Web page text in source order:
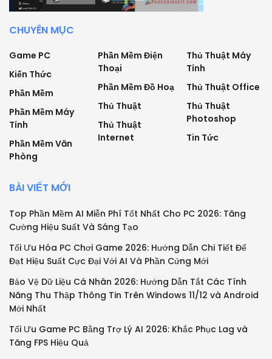
CHUYÊN MỤC
Game PC
Kiến Thức
Phần Mềm
Phần Mềm Máy
Tính
Phần Mềm Văn
Phòng
Phần Mềm Điện
Thoại
Phần Mềm Đồ Hoạ
Thủ Thuật
Thủ Thuật
Internet
Thủ Thuật Máy
Tính
Thủ Thuật Office
Thủ Thuật
Photoshop
Tin Tức
BÀI VIẾT MỚI
Top Phần Mềm AI Miễn Phí Tốt Nhất Cho PC 2026: Tăng
Cường Hiệu Suất Và Sáng Tạo
Tối Ưu Hóa PC Chơi Game 2026: Hướng Dẫn Chi Tiết Để
Đạt Hiệu Suất Cực Đại Với AI Và Phần Cứng Mới
Bảo Vệ Dữ Liệu Cá Nhân 2026: Hướng Dẫn Tắt Các Tính
Năng Thu Thập Thông Tin Trên Windows 11/12 và Android
Mới Nhất
Tối Ưu Game PC Bằng Trợ Lý AI 2026: Khắc Phục Lag và
Tăng FPS Hiệu Quả